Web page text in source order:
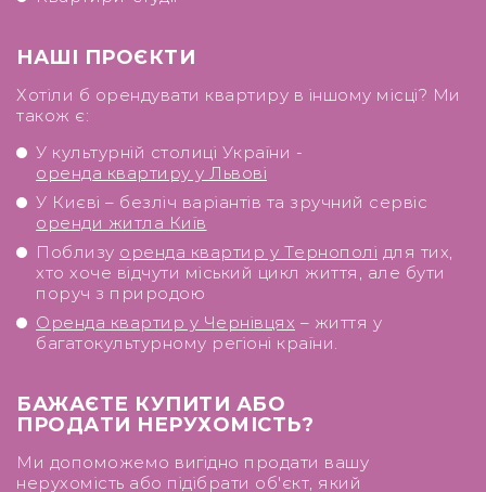
НАШІ ПРОЄКТИ
Хотіли б орендувати квартиру в іншому місці? Ми
також є:
У культурній столиці України -
оренда квартиру у Львові
У Києві – безліч варіантів та зручний сервіс
оренди житла Київ
Поблизу оренда квартир у Тернополі для тих,
хто хоче відчути міський цикл життя, але бути
поруч з природою
Оренда квартир у Чернівцях – життя у
багатокультурному регіоні країни.
БАЖАЄТЕ КУПИТИ АБО
ПРОДАТИ НЕРУХОМІСТЬ?
Ми допоможемо вигідно продати вашу
нерухомість або підібрати об'єкт, який